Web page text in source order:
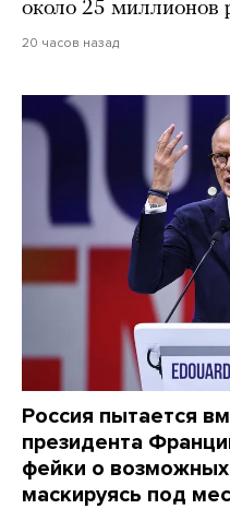
около 25 миллионов
20 часов назад
Россия пытается
президента
фейки о
маскируясь под